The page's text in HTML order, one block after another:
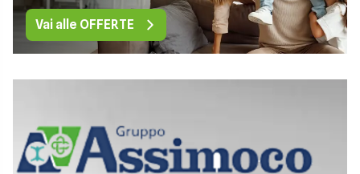
Vai alle OFFERTE